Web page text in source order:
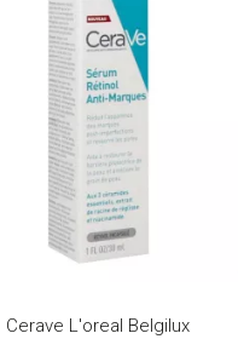
Cerave L'oreal Belgilux